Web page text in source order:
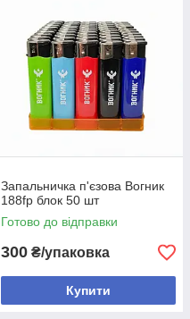
Запальничка п'єзова Вогник
188fp блок 50 шт
Готово до відправки
300 ₴/упаковка
Купити